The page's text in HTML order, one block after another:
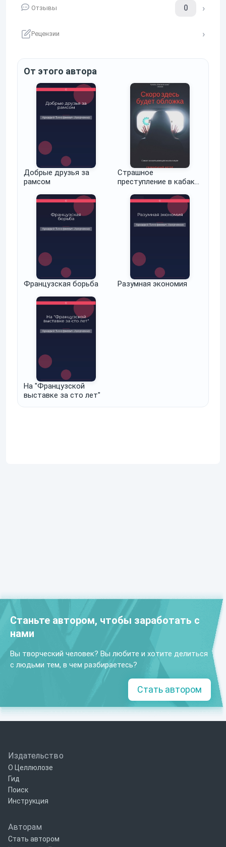
Отзывы 0
Рецензии
От этого автора
Добрые друзья за
рамсом
Страшное
преступление в кабаке
Французская борьба Разумная экономия
На "Французской
выставке за сто лет"
Станьте автором, чтобы заработать с
нами
Вы творческий человек? Вы любите и хотите делиться
с людьми тем, в чем разбираетесь?
Стать автором
Издательство
О Целлюлозе
Гид
Поиск
Инструкция
Авторам
Стать автором